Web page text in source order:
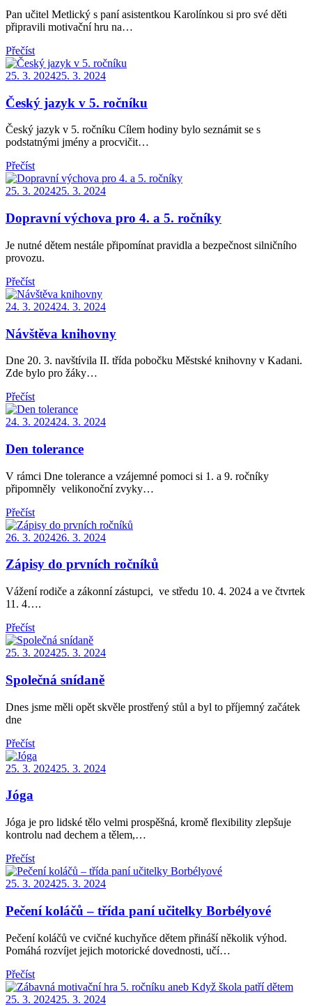
Pan učitel Metlický s paní asistentkou Karolínkou si pro své děti
připravili motivační hru na…
Přečíst
Posted
25. 3. 202425. 3. 2024
Český jazyk v 5. ročníku
Český jazyk v 5. ročníku Cílem hodiny bylo seznámit se s
podstatnými jmény a procvičit…
Přečíst
Posted
25. 3. 202425. 3. 2024
Dopravní výchova pro 4. a 5. ročníky
Je nutné dětem nestále připomínat pravidla a bezpečnost silničního
provozu.
Přečíst
Posted
24. 3. 202424. 3. 2024
Návštěva knihovny
Dne 20. 3. navštívila II. třída pobočku Městské knihovny v Kadani.
Zde bylo pro žáky…
Přečíst
Posted
24. 3. 202424. 3. 2024
Den tolerance
V rámci Dne tolerance a vzájemné pomoci si 1. a 9. ročníky
připomněly velikonoční zvyky…
Přečíst
Posted
26. 3. 202426. 3. 2024
Zápisy do prvních ročníků
Vážení rodiče a zákonní zástupci, ve středu 10. 4. 2024 a ve čtvrtek
11. 4….
Přečíst
Posted
25. 3. 202425. 3. 2024
Společná snídaně
Dnes jsme měli opět skvěle prostřený stůl a byl to příjemný začátek
dne
Přečíst
Posted
25. 3. 202425. 3. 2024
Jóga
Jóga je pro lidské tělo velmi prospěšná, kromě flexibility zlepšuje
kontrolu nad dechem a tělem,…
Přečíst
Posted
25. 3. 202425. 3. 2024
Pečení koláčů – třída paní učitelky Borbélyové
Pečení koláčů ve cvičné kuchyňce dětem přináší několik výhod.
Pomáhá rozvíjet jejich motorické dovednosti, učí…
Přečíst
Posted
25. 3. 202425. 3. 2024